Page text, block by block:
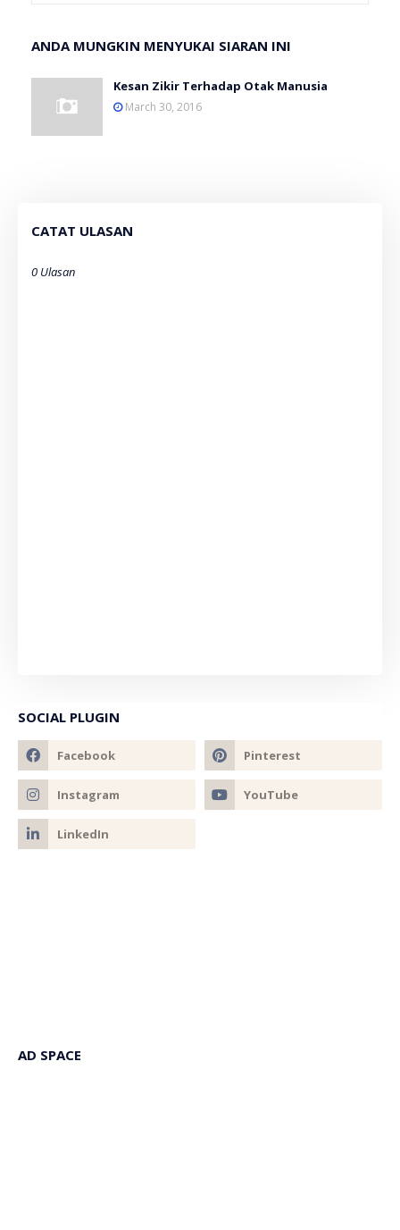
ANDA MUNGKIN MENYUKAI SIARAN INI
Kesan Zikir Terhadap Otak Manusia
March 30, 2016
CATAT ULASAN
0 Ulasan
SOCIAL PLUGIN
AD SPACE